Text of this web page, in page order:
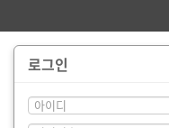
로그인